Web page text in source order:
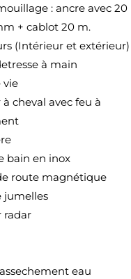
: ancre avec 20
+ cablot 20 m.
(Intérieur et extérieur)
à main
vie
à cheval avec feu à
bain en inox
route magnétique
jumelles
radar
eau